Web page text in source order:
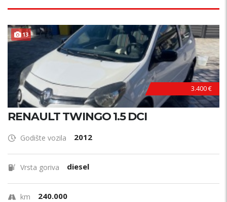
13
3.400 €
RENAULT TWINGO 1.5 DCI
Godište vozila 2012
Vrsta goriva diesel
km 240.000